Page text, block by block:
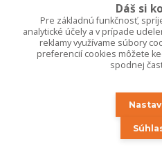
Upravit
Dáš si
Pre základnú funkčnosť,
analytické účely a v prípade
reklamy využívame súbory
preferencií cookies môžete
spodnej